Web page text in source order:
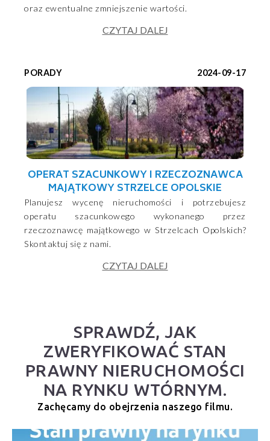
oraz ewentualne zmniejszenie wartości.
CZYTAJ DALEJ
PORADY 2024-09-17
OPERAT SZACUNKOWY I RZECZOZNAWCA
MAJĄTKOWY STRZELCE OPOLSKIE
Planujesz wycenę nieruchomości i potrzebujesz
operatu szacunkowego wykonanego przez
rzeczoznawcę majątkowego w Strzelcach Opolskich?
Skontaktuj się z nami.
CZYTAJ DALEJ
SPRAWDŹ, JAK
ZWERYFIKOWAĆ STAN
PRAWNY NIERUCHOMOŚCI
NA RYNKU WTÓRNYM.
Zachęcamy do obejrzenia naszego filmu.